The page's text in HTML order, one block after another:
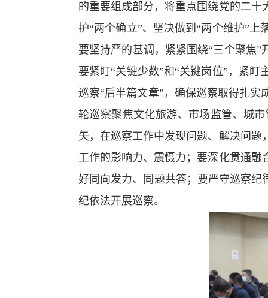
的重要组成部分，将重点围绕党的二
护“两个确立”、坚决做到“两个维护”
要坚持严的基调，紧紧围绕“三个聚焦
要紧盯“关键少数”和“关键岗位”，紧
巡察“后半篇文章”，确保巡察取得扎
轮巡察聚焦文化旅游、市场监管、城
矢，在巡察工作中发现问题、解决问
工作的影响力、震慑力；要深化贯通
好同向发力、同题共答；要严守巡察纪
纪依法开展巡察。